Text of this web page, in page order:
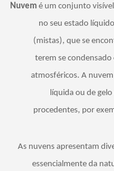
Nuvem é um conjunto
no seu estado
(mistas), que se
terem se
atmosféricos. A
líquida ou de
procedentes, por
As nuvens apresentam
essencialmente da